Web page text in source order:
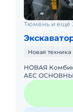
Тюмень и ещё
Новая техника
НОВАЯ
AEC
4CX
двигателя: